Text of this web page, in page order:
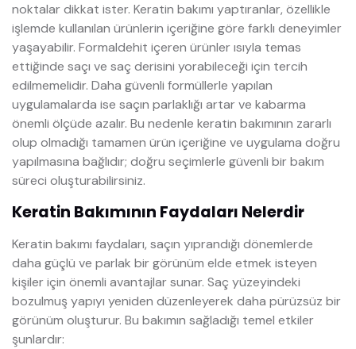
noktalar dikkat ister. Keratin bakımı yaptıranlar, özellikle
işlemde kullanılan ürünlerin içeriğine göre farklı deneyimler
yaşayabilir. Formaldehit içeren ürünler ısıyla temas
ettiğinde saçı ve saç derisini yorabileceği için tercih
edilmemelidir. Daha güvenli formüllerle yapılan
uygulamalarda ise saçın parlaklığı artar ve kabarma
önemli ölçüde azalır. Bu nedenle keratin bakımının zararlı
olup olmadığı tamamen ürün içeriğine ve uygulama doğru
yapılmasına bağlıdır; doğru seçimlerle güvenli bir bakım
süreci oluşturabilirsiniz.
Keratin Bakımının Faydaları Nelerdir
Keratin bakımı faydaları, saçın yıprandığı dönemlerde
daha güçlü ve parlak bir görünüm elde etmek isteyen
kişiler için önemli avantajlar sunar. Saç yüzeyindeki
bozulmuş yapıyı yeniden düzenleyerek daha pürüzsüz bir
görünüm oluşturur. Bu bakımın sağladığı temel etkiler
şunlardır: